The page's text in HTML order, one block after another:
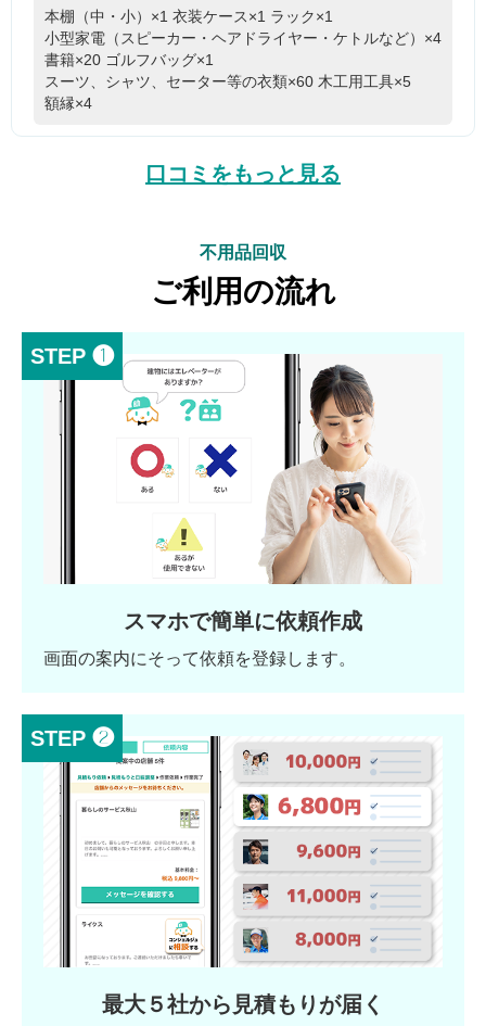
本棚（中・小）×1 衣装ケース×1 ラック×1
小型家電（スピーカー・ヘアドライヤー・ケトルなど）×4
書籍×20 ゴルフバッグ×1
スーツ、シャツ、セーター等の衣類×60 木工用工具×5
額縁×4
口コミをもっと見る
不用品回収
ご利用の流れ
STEP ❶
スマホで簡単に依頼作成
画面の案内にそって依頼を登録します。
STEP ❷
最大５社から見積もりが届く